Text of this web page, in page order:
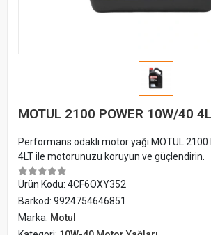
MOTUL 2100 POWER 10W/40
Performans odaklı motor yağı MOTUL 2100
4LT ile motorunuzu koruyun ve güçlendirin.
Ürün Kodu: 4CF6OXY352
Barkod: 9924754646851
Marka: Motul